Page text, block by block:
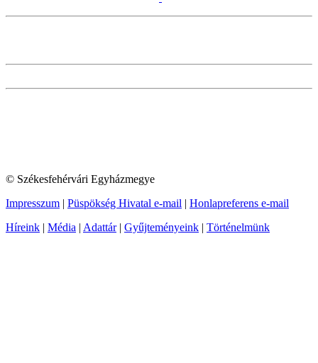
© Székesfehérvári Egyházmegye
Impresszum | Püspökség Hivatal e-mail | Honlapreferens e-mail
Híreink | Média | Adattár| Gyűjteményeink | Történelmünk